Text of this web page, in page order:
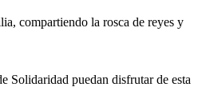
compartiendo la rosca de reyes y
Solidaridad puedan disfrutar de esta